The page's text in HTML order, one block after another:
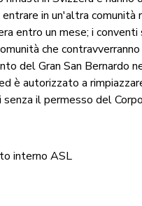
in un'altra comunità
entro un mese; i conventi
che
del Gran San Bernardo
è autorizzato a
senza il permesso del
interno ASL